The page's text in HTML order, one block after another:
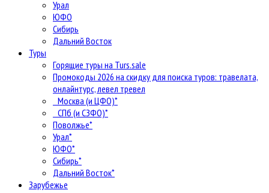
Урал
ЮФО
Сибирь
Дальний Восток
Туры
Горящие туры на Turs.sale
Промокоды 2026 на скидку для поиска туров: травелата,
онлайнтурс, левел тревел
Москва (и ЦФО)*
СПб (и СЗФО)*
Поволжье*
Урал*
ЮФО*
Сибирь*
Дальний Восток*
Зарубежье